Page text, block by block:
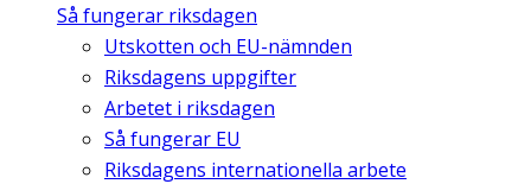
Så fungerar riksdagen
Utskotten och EU-nämnden
Riksdagens uppgifter
Arbetet i riksdagen
Så fungerar EU
Riksdagens internationella arbete